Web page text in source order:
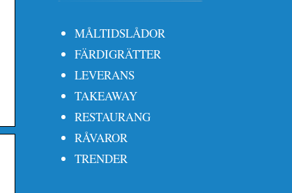
MÅLTIDSLÅDOR
FÄRDIGRÄTTER
LEVERANS
TAKEAWAY
RESTAURANG
RÅVAROR
TRENDER